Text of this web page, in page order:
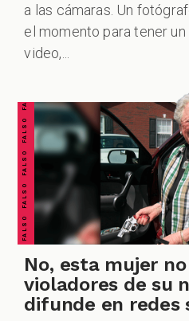
a las cámaras. Un
el momento para tener
video,...
FALSO FALSO FALSO FALSO FALSO FALSO FALSO
No, esta mujer
violadores de su
difunde en redes